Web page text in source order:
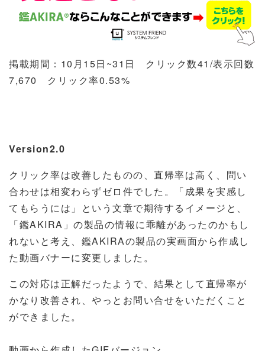
掲載期間： 10 月 15日 ~31 日 クリック数41/表示回数
7,670
クリック率0.53%
Version2.0
クリック率は改善したものの、直帰率は高く、問い
合わせは相変わらずゼロ件でした。「成果を実感し
てもらうには」という文章で期待するイメージと、
「鑑AKIRA」の製品の情報に乖離があったのかもし
れないと考え、鑑AKIRAの製品の実画面から作成し
た動画バナーに変更しました。
この対応は正解だったようで、結果として直帰率が
かなり改善され、やっとお問い合せをいただくこと
ができました。